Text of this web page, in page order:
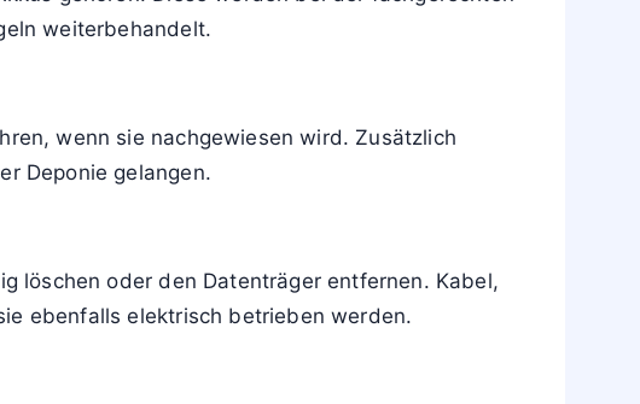
fachgerecht behandelt werden.
kaufst.
weiterbehandelt.